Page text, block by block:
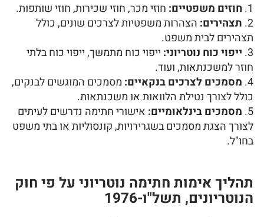
חוזים משפטיים: חוזי מכר, חוזי שכירות, חוזי שותפות.
תצהירים: הצהרות משפטיות לצרכים שונים, כולל
תצהירים לבית משפט.
ייפוי כוח נוטריוני: ייפוי כוח מתמשך, ייפוי כוח בלתי
חוזר למשכנתאות, ועוד.
מסמכים לצרכים בנקאיים: מסמכים המוגשים לבנקים,
כולל לצורך נטילת הלוואות או משכנתאות.
מסמכים בינלאומיים: אישורי חתימה נדרשים לעיתים
לצורך הצגת מסמכים בשגרירויות, קונסוליות או בתי משפט
בחו"ל.
תהליך אימות חתימה נוטריוני על פי חוק
הנוטריונים, תשל"ו-1976